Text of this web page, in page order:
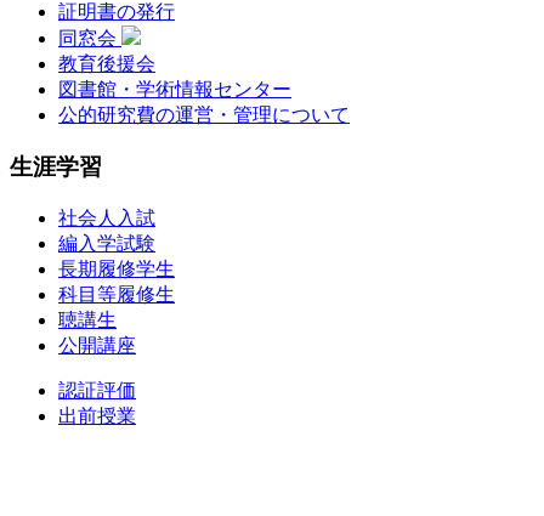
証明書の発行
同窓会
教育後援会
図書館・学術情報センター
公的研究費の運営・管理について
生涯学習
社会人入試
編入学試験
長期履修学生
科目等履修生
聴講生
公開講座
認証評価
出前授業